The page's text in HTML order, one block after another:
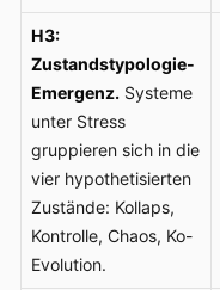
H3:
Zustandstypologie-
Emergenz.Systeme
unter Stress
gruppieren sich in die
vier hypothetisierten
Zustände: Kollaps,
Kontrolle, Chaos, Ko-
Evolution.